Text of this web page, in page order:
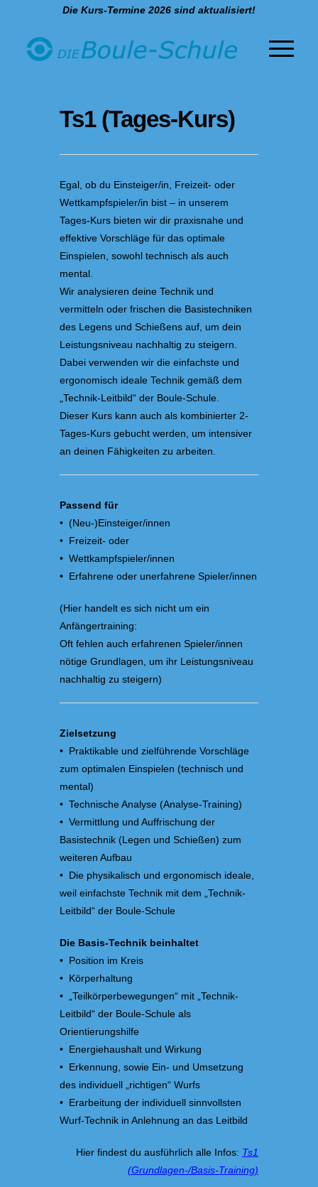
Die Kurs-Termine 2026 sind aktualisiert!
Ts1 (Tages-Kurs)
Egal, ob du Einsteiger/in, Freizeit- oder
Wettkampfspieler/in bist – in unserem
Tages-Kurs bieten wir dir praxisnahe und
effektive Vorschläge für das optimale
Einspielen, sowohl technisch als auch
mental.
Wir analysieren deine Technik und
vermitteln oder frischen die Basistechniken
des Legens und Schießens auf, um dein
Leistungsniveau nachhaltig zu steigern.
Dabei verwenden wir die einfachste und
ergonomisch ideale Technik gemäß dem
„Technik-Leitbild“ der Boule-Schule.
Dieser Kurs kann auch als kombinierter 2-
Tages-Kurs gebucht werden, um intensiver
an deinen Fähigkeiten zu arbeiten.
Passend für
• (Neu-)Einsteiger/innen
• Freizeit- oder
• Wettkampfspieler/innen
• Erfahrene oder unerfahrene Spieler/innen
(Hier handelt es sich nicht um ein
Anfängertraining:
Oft fehlen auch erfahrenen Spieler/innen
nötige Grundlagen, um ihr Leistungsniveau
nachhaltig zu steigern)
Zielsetzung
• Praktikable und zielführende Vorschläge
zum optimalen Einspielen (technisch und
mental)
• Technische Analyse (Analyse-Training)
• Vermittlung und Auffrischung der
Basistechnik (Legen und Schießen) zum
weiteren Aufbau
• Die physikalisch und ergonomisch ideale,
weil einfachste Technik mit dem „Technik-
Leitbild“ der Boule-Schule
Die Basis-Technik beinhaltet
• Position im Kreis
• Körperhaltung
• „Teilkörperbewegungen“ mit „Technik-
Leitbild“ der Boule-Schule als
Orientierungshilfe
• Energiehaushalt und Wirkung
• Erkennung, sowie Ein- und Umsetzung
des individuell „richtigen“ Wurfs
• Erarbeitung der individuell sinnvollsten
Wurf-Technik in Anlehnung an das Leitbild
Hier findest du ausführlich alle Infos: Ts1
(Grundlagen-/Basis-Training)